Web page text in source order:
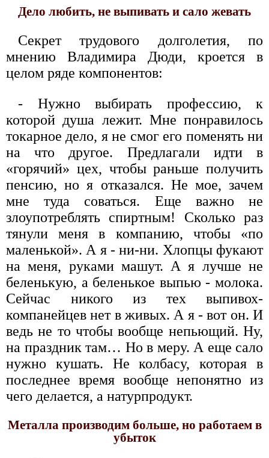
Дело любить, не выпивать и сало жевать
Секрет трудового долголетия, по
мнению Владимира Дюди, кроется в
целом ряде компонентов:
- Нужно выбирать профессию, к
которой душа лежит. Мне понравилось
токарное дело, я не смог его поменять ни
на что другое. Предлагали идти в
«горячий» цех, чтобы раньше получить
пенсию, но я отказался. Не мое, зачем
мне туда соваться. Еще важно не
злоупотреблять спиртным! Сколько раз
тянули меня в компанию, чтобы «по
маленькой». А я - ни-ни. Хлопцы фукают
на меня, руками машут. А я лучше не
беленькую, а беленькое выпью - молока.
Сейчас никого из тех выпивох-
компанейцев нет в живых. А я - вот он. И
ведь не то чтобы вообще непьющий. Ну,
на праздник там… Но в меру. А еще сало
нужно кушать. Не колбасу, которая в
последнее время вообще непонятно из
чего делается, а натурпродукт.
Металла производим больше, но работаем в
убыток